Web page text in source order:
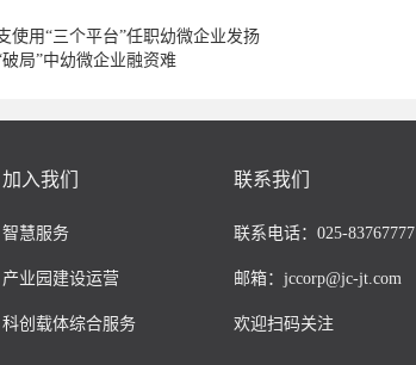
使用“三个平台”任职幼微企业发扬
局”中幼微企业融资难
加入我们
智慧服务
产业园建设运营
科创载体综合服务
联系我们
联系电话：025-83767777
邮箱：jccorp@jc-jt.com
欢迎扫码关注